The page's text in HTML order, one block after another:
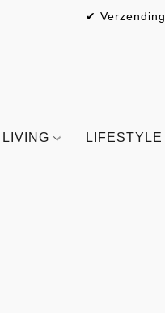
✔
LIVING